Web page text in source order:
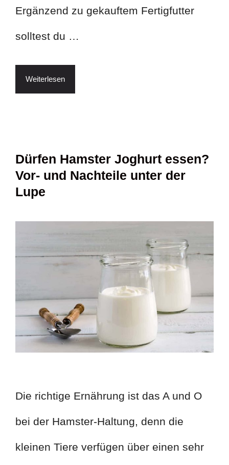
Ergänzend zu gekauftem Fertigfutter
solltest du …
Weiterlesen
Dürfen Hamster Joghurt essen?
Vor- und Nachteile unter der
Lupe
Die richtige Ernährung ist das A und O
bei der Hamster-Haltung, denn die
kleinen Tiere verfügen über einen sehr